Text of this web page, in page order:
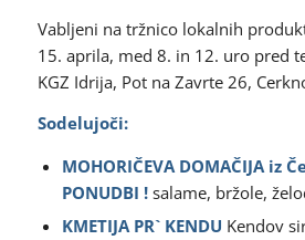
Vabljeni na tržnico lokalnih
15. aprila, med 8. in 12. uro pred
KGZ Idrija, Pot na Zavrte 26,
Sodelujoči:
MOHORIČEVA DOMAČIJA iz
PONUDBI ! salame, bržole,
KMETIJA PR` KENDU Kendov